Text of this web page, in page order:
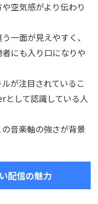
空気感がより伝わり
一面が見えやすく、
にも入り口になりや
が注目されているこ
として認識している人
音楽軸の強さが背景
配信の魅力